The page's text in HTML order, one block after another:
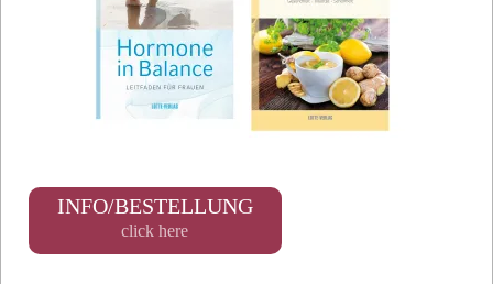
INFO/BESTELLUNG
click here